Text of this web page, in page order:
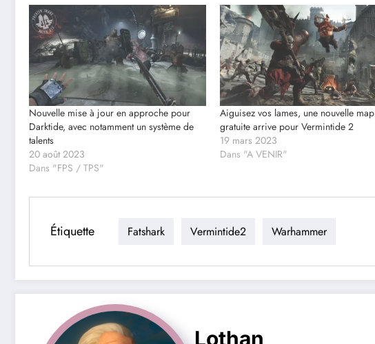
Nouvelle mise à jour en approche pour
Darktide, avec notamment un système de
talents
20 août 2023
Dans "FPS / TPS"
Aiguisez vos lames, une nouvelle map
gratuite arrive pour Vermintide 2
19 mars 2023
Dans "A VENIR"
Étiquette Fatshark Vermintide2 Warhammer
Lothan